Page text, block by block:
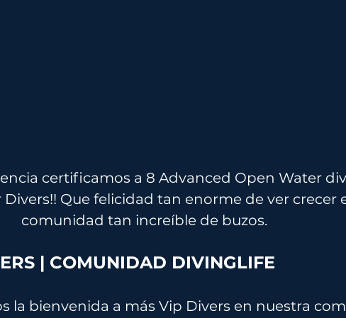
certificamos a 8 Advanced Open Water
Que felicidad tan enorme de ver crecer
comunidad tan increíble de buzos.
| COMUNIDAD DIVINGLIFE
la bienvenida a más Vip Divers en nuestra